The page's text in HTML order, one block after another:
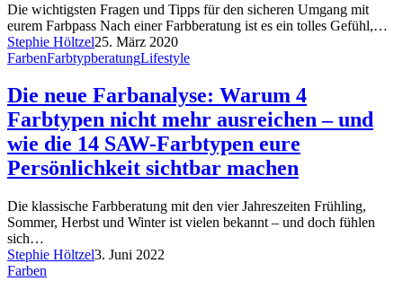
Die wichtigsten Fragen und Tipps für den sicheren Umgang mit
eurem Farbpass Nach einer Farbberatung ist es ein tolles Gefühl,…
Stephie Höltzel25. März 2020
FarbenFarbtypberatungLifestyle
Die neue Farbanalyse: Warum 4
Farbtypen nicht mehr ausreichen – und
wie die 14 SAW-Farbtypen eure
Persönlichkeit sichtbar machen
Die klassische Farbberatung mit den vier Jahreszeiten Frühling,
Sommer, Herbst und Winter ist vielen bekannt – und doch fühlen
sich…
Stephie Höltzel3. Juni 2022
Farben